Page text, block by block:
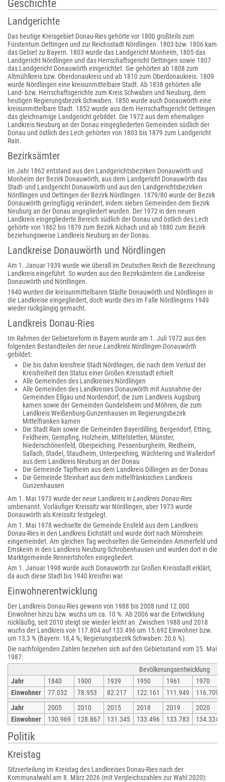
Geschichte
Landgerichte
Das heutige Kreisgebiet Donau-Ries gehörte vor 1800 großteils zum
Fürstentum Oettingen und zur Reichsstadt Nördlingen. 1803 bzw. 1806 kam
das Gebiet zu Bayern. 1803 wurde das Landgericht Monheim, 1805 das
Landgericht Nördlingen und das Herrschaftsgericht Oettingen sowie 1807
das Landgericht Donauwörth eingerichtet. Sie gehörten ab 1808 zum
Altmühlkreis bzw. Oberdonaukreis und ab 1810 zum Oberdonaukreis. 1809
wurde Nördlingen eine kreisunmittelbare Stadt. Ab 1838 gehörten alle
Land- bzw. Herrschaftsgerichte zum Kreis Schwaben und Neuburg, dem
heutigen Regierungsbezirk Schwaben. 1850 wurde auch Donauwörth eine
kreisunmittelbare Stadt. 1852 wurde aus dem Herrschaftsgericht Oettingen
das gleichnamige Landgericht gebildet. Die 1972 aus dem ehemaligen
Landkreis Neuburg an der Donau eingegliederten Gemeinden südlich der
Donau und östlich des Lech gehörten von 1803 bis 1879 zum Landgericht
Rain.
Bezirksämter
Im Jahr 1862 entstand aus den Landgerichtsbezirken Donauwörth und
Monheim der Bezirk Donauwörth, aus dem Landgericht Donauwörth das
Stadt- und Landgericht Donauwörth und aus den Landgerichtsbezirken
Nördlingen und Oettingen der Bezirk Nördlingen. 1879/80 wurde der Bezirk
Donauwörth geringfügig verändert, indem sieben Gemeinden dem Bezirk
Neuburg an der Donau angegliedert wurden. Der 1972 in den neuen
Landkreis eingegliederte Bereich südlich der Donau und östlich des Lech
gehörte von 1862 bis 1879 zum Bezirk Aichach und ab 1880 zum Bezirk
beziehungsweise Landkreis Neuburg an der Donau.
Landkreise Donauwörth und Nördlingen
Am 1. Januar 1939 wurde wie überall im Deutschen Reich die Bezeichnung
Landkreis eingeführt. So wurden aus den Bezirksämtern die Landkreise
Donauwörth und Nördlingen.
1940 wurden die kreisunmittelbaren Städte Donauwörth und Nördlingen in
die Landkreise eingegliedert, doch wurde dies im Falle Nördlingens 1949
wieder rückgängig gemacht.
Landkreis Donau-Ries
Im Rahmen der Gebietsreform in Bayern wurde am 1. Juli 1972 aus den
folgenden Bestandteilen der neue Landkreis Nördlingen-Donauwörth
gebildet:
Die bis dahin kreisfreie Stadt Nördlingen, die nach dem Verlust der
Kreisfreiheit den Status einer Großen Kreisstadt erhielt
Alle Gemeinden des Landkreises Nördlingen
Alle Gemeinden des Landkreises Donauwörth mit Ausnahme der
Gemeinden Ellgau und Nordendorf, die zum Landkreis Augsburg
kamen sowie der Gemeinden Gundelsheim und Möhren, die zum
Landkreis Weißenburg-Gunzenhausen im Regierungsbezirk
Mittelfranken kamen
Die Stadt Rain sowie die Gemeinden Bayerdilling, Bergendorf, Etting,
Feldheim, Gempfing, Holzheim, Mittelstetten, Münster,
Niederschönenfeld, Oberpeiching, Pessenburgheim, Riedheim,
Sallach, Stadel, Staudheim, Unterpeiching, Wächtering und Wallerdorf
aus dem Landkreis Neuburg an der Donau
Die Gemeinde Tapfheim aus dem Landkreis Dillingen an der Donau
Die Gemeinde Steinhart aus dem mittelfränkischen Landkreis
Gunzenhausen
Am 1. Mai 1973 wurde der neue Landkreis in Landkreis Donau-Ries
umbenannt. Vorläufiger Kreissitz war Nördlingen, aber 1973 wurde
Donauwörth als Kreissitz festgelegt.
Am 1. Mai 1978 wechselte die Gemeinde Ensfeld aus dem Landkreis
Donau-Ries in den Landkreis Eichstätt und wurde dort nach Mörnsheim
eingemeindet. Am gleichen Tag wechselten die Gemeinden Ammerfeld und
Emskeim in den Landkreis Neuburg-Schrobenhausen und wurden dort in die
Marktgemeinde Rennertshofen eingegliedert.
Am 1. Januar 1998 wurde auch Donauwörth zur Großen Kreisstadt erklärt,
da auch diese Stadt bis 1940 kreisfrei war.
Einwohnerentwicklung
Der Landkreis Donau-Ries gewann von 1988 bis 2008 rund 12.000
Einwohner hinzu bzw. wuchs um ca. 10 %. Ab 2006 war die Entwicklung
rückläufig, seit 2010 steigt sie wieder leicht an. Zwischen 1988 und 2018
wuchs der Landkreis von 117.804 auf 133.496 um 15.692 Einwohner bzw.
um 13,3 % (Bayern: 18,4 %; Regierungsbezirk Schwaben: 20,6 %).
Die nachfolgenden Zahlen beziehen sich auf den Gebietsstand vom 25. Mai
1987:
Bevölkerungsentwicklung
Jahr
1840 1900 1939 1950 1961
1970
Einwohner
77.032 78.953 82.217 122.161 111.949
116.709
Jahr
2005 2010 2015 2018 2019
2020
Einwohner
130.969 128.867 131.345 133.496 133.783 134.324
Politik
Kreistag
Sitzverteilung im Kreistag des Landkreises Donau-Ries nach der
Kommunalwahl am 8. März 2026 (mit Vergleichszahlen zur Wahl 2020):